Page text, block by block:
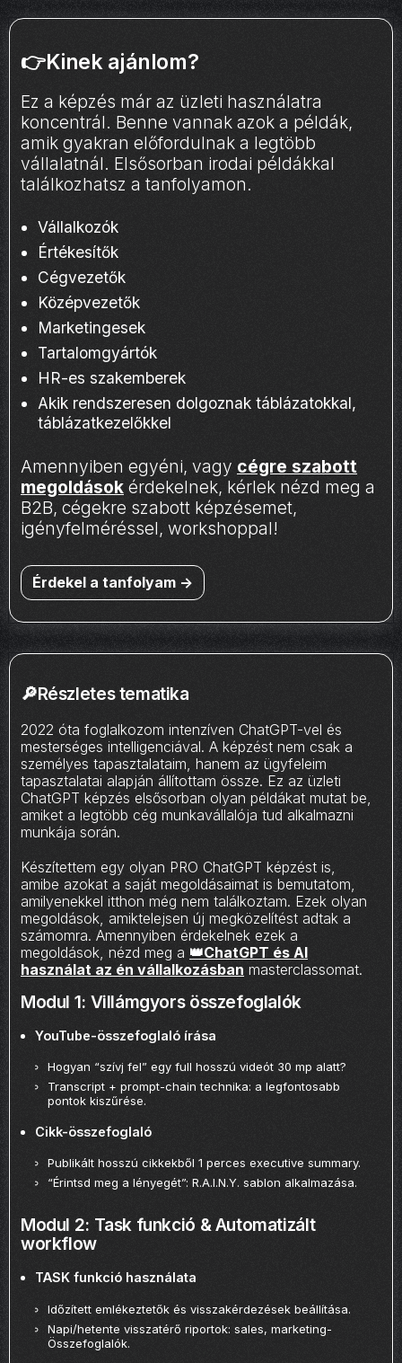
👉Kinek ajánlom?
Ez a képzés már az üzleti használatra
koncentrál. Benne vannak azok a példák,
amik gyakran előfordulnak a legtöbb
vállalatnál. Elsősorban irodai példákkal
találkozhatsz a tanfolyamon.
Vállalkozók
Értékesítők
Cégvezetők
Középvezetők
Marketingesek
Tartalomgyártók
HR-es szakemberek
Akik rendszeresen dolgoznak táblázatokkal,
táblázatkezelőkkel
Amennyiben egyéni, vagy cégre szabott
megoldások érdekelnek, kérlek nézd meg a
B2B, cégekre szabott képzésemet,
igényfelméréssel, workshoppal!
Érdekel a tanfolyam ->
🔎Részletes tematika
2022 óta foglalkozom intenzíven ChatGPT-vel és
mesterséges intelligenciával. A képzést nem csak a
személyes tapasztalataim, hanem az ügyfeleim
tapasztalatai alapján állítottam össze. Ez az üzleti
ChatGPT képzés elsősorban olyan példákat mutat be,
amiket a legtöbb cég munkavállalója tud alkalmazni
munkája során.
Készítettem egy olyan PRO ChatGPT képzést is,
amibe azokat a saját megoldásaimat is bemutatom,
amilyenekkel itthon még nem találkoztam. Ezek olyan
megoldások, amiktelejsen új megközelítést adtak a
számomra. Amennyiben érdekelnek ezek a
megoldások, nézd meg a 👑ChatGPT és AI
használat az én vállalkozásban masterclassomat.
Modul 1: Villámgyors összefoglalók
YouTube-összefoglaló írása
Hogyan “szívj fel” egy full hosszú videót 30 mp alatt?
Transcript + prompt-chain technika: a legfontosabb
pontok kiszűrése.
Cikk-összefoglaló
Publikált hosszú cikkekből 1 perces executive summary.
“Érintsd meg a lényegét”: R.A.I.N.Y. sablon alkalmazása.
Modul 2: Task funkció & Automatizált
workflow
TASK funkció használata
Időzített emlékeztetők és visszakérdezések beállítása.
Napi/hetente visszatérő riportok: sales, marketing-
Összefoglalók.